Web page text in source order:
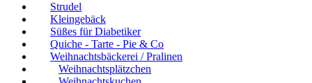
Strudel
Kleingebäck
Süßes für Diabetiker
Quiche - Tarte - Pie & Co
Weihnachtsbäckerei / Pralinen
Weihnachtsplätzchen